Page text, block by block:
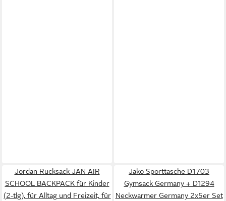
Jordan Rucksack JAN AIR
SCHOOL BACKPACK für Kinder
(2-tlg), für Alltag und Freizeit, für
Jako Sporttasche D1703
Gymsack Germany + D1294
Neckwarmer Germany 2x5er Set